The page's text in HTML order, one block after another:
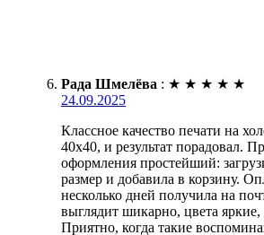
Рада Шмелёва : ★ ★ ★ ★ ★
24.09.2025
Классное качество печати на
40х40, и результат порадовал.
оформления простейший:
размер и добавила в корзину.
несколько дней получила на
выглядит шикарно, цвета яркие,
Приятно, когда такие